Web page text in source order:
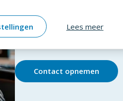
Product niet
Laat het ons weten! Wij
Contact opnemen
Lees meer